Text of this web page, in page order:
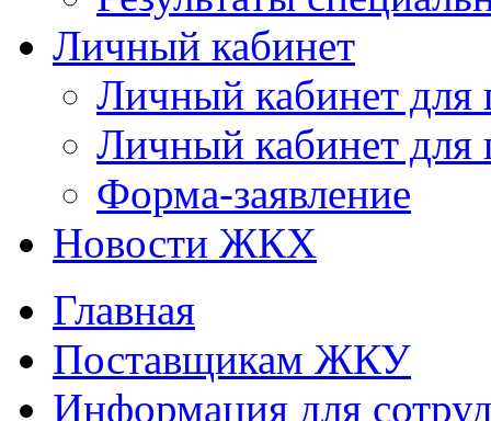
Личный кабинет
Личный кабинет
Личный кабинет
Форма-заявление
Новости ЖКХ
Главная
Поставщикам ЖКУ
Информация для